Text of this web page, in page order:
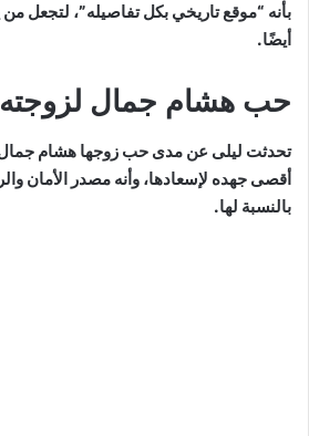
بأنه “موقع تاريخي بكل تفاصيله”، لتجعل من
أيضًا.
حب هشام جمال لزوجته
تحدثت ليلى عن مدى حب زوجها هشام جمال
أقصى جهده لإسعادها، وأنه مصدر الأمان
بالنسبة لها.